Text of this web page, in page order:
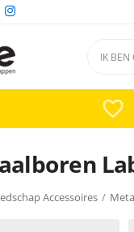

Accessoires /